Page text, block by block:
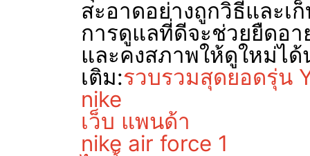
สะอาดอย่างถูกวิธีและเ
การดูแลที่ดีจะช่วยยืดอา
และคงสภาพให้ดูใหม่ไ
เติม:รวบรวมสุดยอดรุ่น
nike
เว็บ แพนด้า
nike air force 1